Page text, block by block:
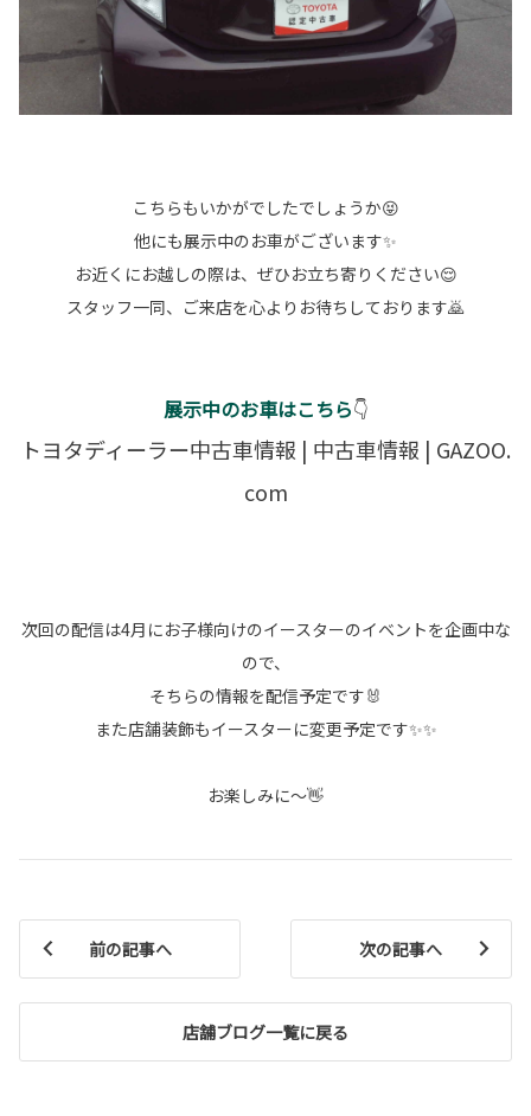
こちらもいかがでしたでしょうか😝
他にも展示中のお車がございます✨
お近くにお越しの際は、ぜひお立ち寄りください😌
スタッフ一同、ご来店を心よりお待ちしております🙇
展示中のお車はこちら👇
トヨタディーラー中古車情報 | 中古車情報 | GAZOO.
com
次回の配信は4月にお子様向けのイースターのイベントを企画中な
ので、
そちらの情報を配信予定です🐰
また店舗装飾もイースターに変更予定です✨✨
お楽しみに～👋
前の記事へ
店舗ブログ一覧に戻る
次の記事へ